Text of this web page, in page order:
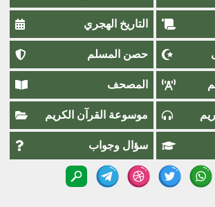
التاريخ الهجري
حصن المسلم
المصحف
موسوعة القرآن الكريم
سؤال وجواب